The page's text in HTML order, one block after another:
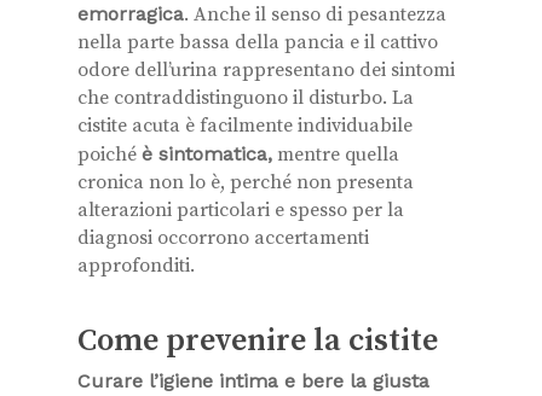
emorragica. Anche il senso di pesantezza
nella parte bassa della pancia e il cattivo
odore dell’urina rappresentano dei sintomi
che contraddistinguono il disturbo. La
cistite acuta è facilmente individuabile
poiché è sintomatica, mentre quella
cronica non lo è, perché non presenta
alterazioni particolari e spesso per la
diagnosi occorrono accertamenti
approfonditi.
Come prevenire la cistite
Curare l’igiene intima e bere la giusta